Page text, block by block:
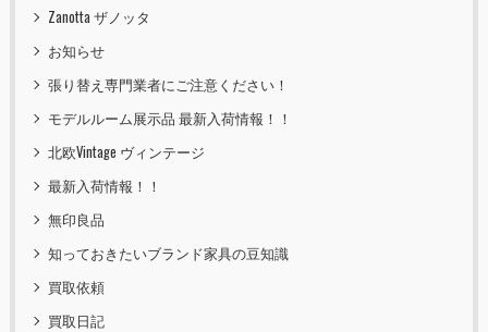
Zanotta ザノッタ
お知らせ
張り替え専門業者にご注意ください！
モデルルーム展示品 最新入荷情報！！
北欧Vintage ヴィンテージ
最新入荷情報！！
無印良品
知っておきたいブランド家具の豆知識
買取依頼
買取日記